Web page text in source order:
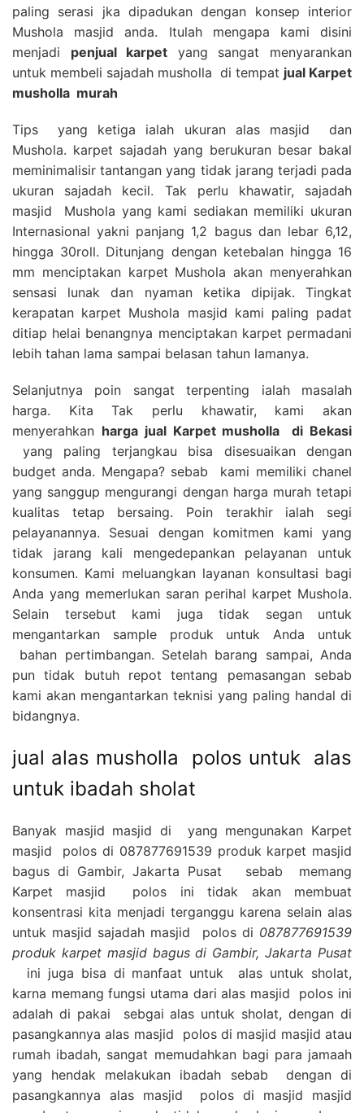
paling serasi jka dipadukan dengan konsep interior
Mushola masjid anda. Itulah mengapa kami disini
menjadi penjual karpet yang sangat menyarankan
untuk membeli sajadah musholla di tempat jual Karpet
musholla murah
Tips yang ketiga ialah ukuran alas masjid dan
Mushola. karpet sajadah yang berukuran besar bakal
meminimalisir tantangan yang tidak jarang terjadi pada
ukuran sajadah kecil. Tak perlu khawatir, sajadah
masjid Mushola yang kami sediakan memiliki ukuran
Internasional yakni panjang 1,2 bagus dan lebar 6,12,
hingga 30roll. Ditunjang dengan ketebalan hingga 16
mm menciptakan karpet Mushola akan menyerahkan
sensasi lunak dan nyaman ketika dipijak. Tingkat
kerapatan karpet Mushola masjid kami paling padat
ditiap helai benangnya menciptakan karpet permadani
lebih tahan lama sampai belasan tahun lamanya.
Selanjutnya poin sangat terpenting ialah masalah
harga. Kita Tak perlu khawatir, kami akan
menyerahkan harga jual Karpet musholla
di Bekasi
yang paling terjangkau bisa disesuaikan dengan
budget anda. Mengapa? sebab kami memiliki chanel
yang sanggup mengurangi dengan harga murah tetapi
kualitas tetap bersaing. Poin terakhir ialah segi
pelayanannya. Sesuai dengan komitmen kami yang
tidak jarang kali mengedepankan pelayanan untuk
konsumen. Kami meluangkan layanan konsultasi bagi
Anda yang memerlukan saran perihal karpet Mushola.
Selain tersebut kami juga tidak segan untuk
mengantarkan sample produk untuk Anda untuk
bahan pertimbangan. Setelah barang sampai, Anda
pun tidak butuh repot tentang pemasangan sebab
kami akan mengantarkan teknisi yang paling handal di
bidangnya.
jual alas musholla polos untuk alas
untuk ibadah sholat
Banyak masjid masjid di yang mengunakan Karpet
masjid polos di 087877691539 produk karpet masjid
bagus di Gambir, Jakarta Pusat sebab memang
Karpet masjid polos ini tidak akan membuat
konsentrasi kita menjadi terganggu karena selain alas
untuk masjid sajadah masjid polos di 087877691539
produk karpet masjid bagus di Gambir, Jakarta Pusat
ini juga bisa di manfaat untuk alas untuk sholat,
karna memang fungsi utama dari alas masjid polos ini
adalah di pakai sebgai alas untuk sholat, dengan di
pasangkannya alas masjid polos di masjid masjid atau
rumah ibadah, sangat memudahkan bagi para jamaah
yang hendak melakukan ibadah sebab dengan di
pasangkannya alas masjid polos di masjid masjid